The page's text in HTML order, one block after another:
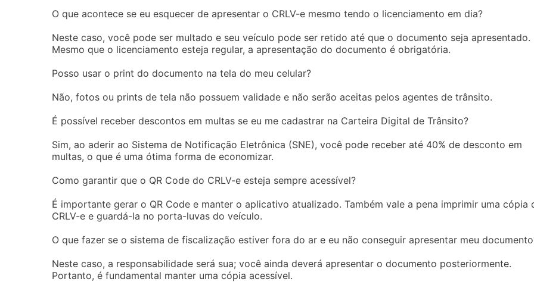
O que acontece se eu esquecer de apresentar o CRLV-e mesmo tendo o licenciamento em dia?
Neste caso, você pode ser multado e seu veículo pode ser retido até que o documento seja apresentado.
Mesmo que o licenciamento esteja regular, a apresentação do documento é obrigatória.
Posso usar o print do documento na tela do meu celular?
Não, fotos ou prints de tela não possuem validade e não serão aceitas pelos agentes de trânsito.
É possível receber descontos em multas se eu me cadastrar na Carteira Digital de Trânsito?
Sim, ao aderir ao Sistema de Notificação Eletrônica (SNE), você pode receber até 40% de desconto em
multas, o que é uma ótima forma de economizar.
Como garantir que o QR Code do CRLV-e esteja sempre acessível?
É importante gerar o QR Code e manter o aplicativo atualizado. Também vale a pena imprimir uma cópia
CRLV-e e guardá-la no porta-luvas do veículo.
O que fazer se o sistema de fiscalização estiver fora do ar e eu não conseguir apresentar meu
Neste caso, a responsabilidade será sua; você ainda deverá apresentar o documento posteriormente.
Portanto, é fundamental manter uma cópia acessível.